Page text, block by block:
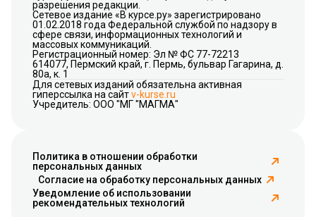
разрешения редакции.
Сетевое издание «В курсе.ру» зарегистрировано
01.02.2018 года Федеральной службой по надзору в
сфере связи, информационных технологий и
массовых коммуникаций.
Регистрационный номер: Эл № ФС 77-72213
614077, Пермский край, г. Пермь, бульвар Гагарина, д.
80а, к. 1
Для сетевых изданий обязательна активная
гиперссылка на сайтv-kurse.ru
Учредитель: ООО "МГ "МАГМА"
Политика в отношении обработки
персональных данных
Согласие на обработку персональных данных
Уведомление об использовании
рекомендательных технологий